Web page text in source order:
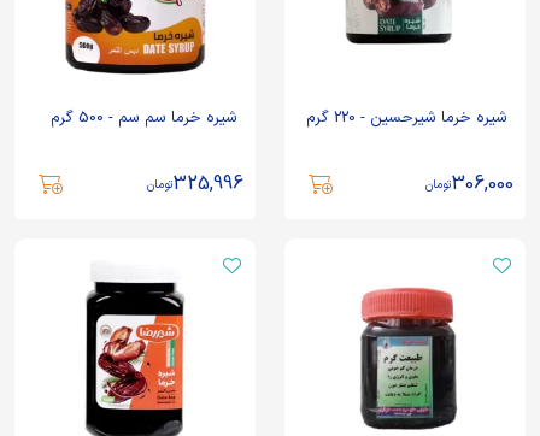
شیره خرما شیرحسین - 220 گرم
306,000تومان
شیره خرما سم سم - 500 گرم
325,996تومان